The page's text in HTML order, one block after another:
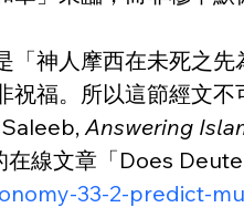
「神人摩西在未死之
福。所以這節經文不
Answering
在線文章「Does
33-2-predict-